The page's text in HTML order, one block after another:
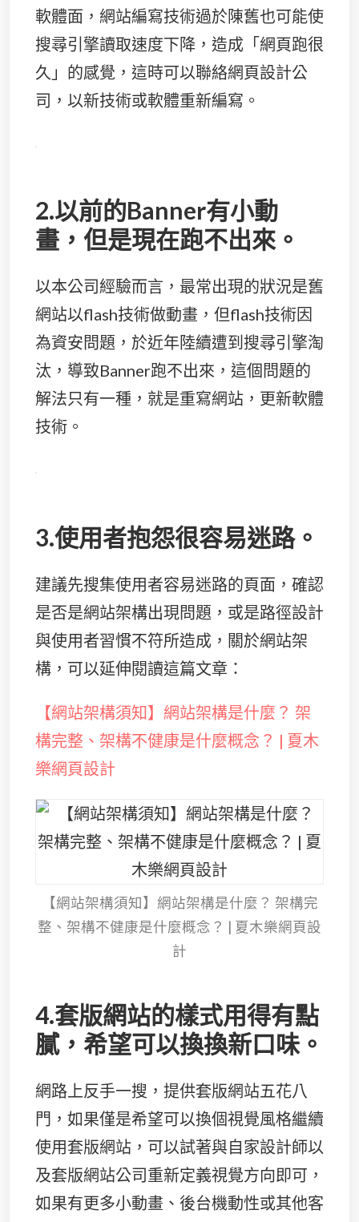
軟體面，網站編寫技術過於陳舊也可能使
搜尋引擎讀取速度下降，造成「網頁跑很
久」的感覺，這時可以聯絡網頁設計公
司，以新技術或軟體重新編寫。
2.以前的Banner有小動
畫，但是現在跑不出來。
以本公司經驗而言，最常出現的狀況是舊
網站以flash技術做動畫，但flash技術因
為資安問題，於近年陸續遭到搜尋引擎淘
汰，導致Banner跑不出來，這個問題的
解法只有一種，就是重寫網站，更新軟體
技術。
3.使用者抱怨很容易迷路。
建議先搜集使用者容易迷路的頁面，確認
是否是網站架構出現問題，或是路徑設計
與使用者習慣不符所造成，關於網站架
構，可以延伸閱讀這篇文章：
【網站架構須知】網站架構是什麼？ 架
構完整、架構不健康是什麼概念？ | 夏木
樂網頁設計
【網站架構須知】網站架構是什麼？ 架構完
整、架構不健康是什麼概念？ | 夏木樂網頁設
計
4.套版網站的樣式用得有點
膩，希望可以換換新口味。
網路上反手一搜，提供套版網站五花八
門，如果僅是希望可以換個視覺風格繼續
使用套版網站，可以試著與自家設計師以
及套版網站公司重新定義視覺方向即可，
如果有更多小動畫、後台機動性或其他客